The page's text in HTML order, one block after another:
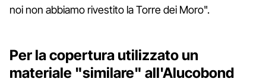
noi non abbiamo rivestito la Torre dei Moro".
Per la copertura utilizzato un
materiale "similare" all'Alucobond